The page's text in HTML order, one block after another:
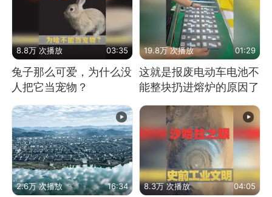
8.8万 次播放 03:35
兔子那么可爱，为什么没
人把它当宠物？
19.8万 次播放 01:29
这就是报废电动车电池不
能整块扔进熔炉的原因了
2.6万 次播放 16:34 8.3万 次播放 04:05